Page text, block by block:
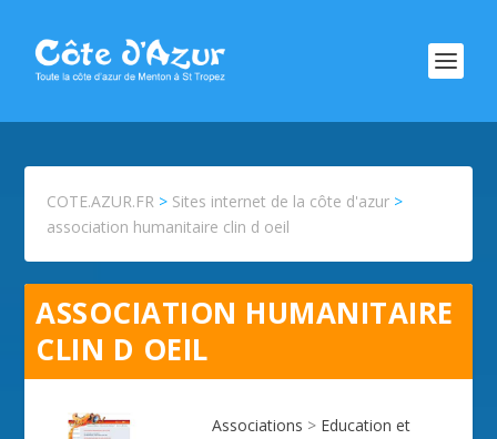
COTE.AZUR.FR > Sites internet de la côte d'azur >
association humanitaire clin d oeil
ASSOCIATION HUMANITAIRE
CLIN D OEIL
Associations > Education et